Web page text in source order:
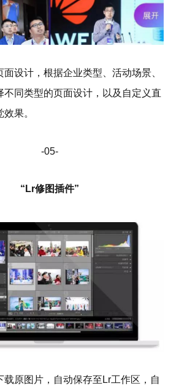
面设计，根据企业类型、活动场景、
不同类型的页面设计，以及自定义直
果。
-05-
“Lr修图插件”
载原图片，自动保存至Lr工作区，自